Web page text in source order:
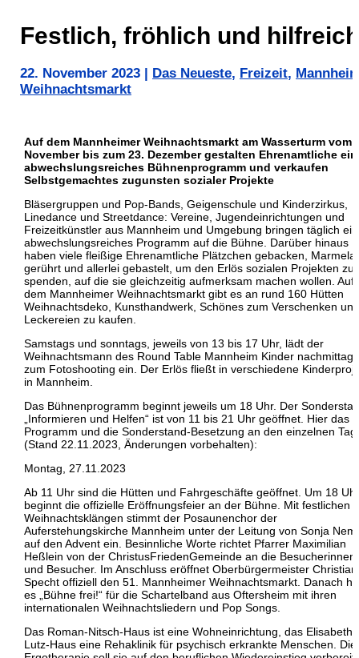
Festlich, fröhlich und hilfreich
22. November 2023 Das Neueste, Freizeit,
Weihnachtsmarkt
Auf dem Mannheimer Weihnachtsmarkt am Wasserturm vom
November bis zum 23. Dezember gestalten Ehrenamtliche ein
abwechslungsreiches Bühnenprogramm und verkaufen
Selbstgemachtes zugunsten sozialer Projekte
Bläsergruppen und Pop-Bands, Geigenschule und Kinderzirkus,
Linedance und Streetdance: Vereine, Jugendeinrichtungen und
Freizeitkünstler aus Mannheim und Umgebung bringen täglich ein
abwechslungsreiches Programm auf die Bühne. Darüber hinaus
haben viele fleißige Ehrenamtliche Plätzchen gebacken,
gerührt und allerlei gebastelt, um den Erlös sozialen Projekten zu
spenden, auf die sie gleichzeitig aufmerksam machen wollen. Auf
dem Mannheimer Weihnachtsmarkt gibt es an rund 160 Hütten
Weihnachtsdeko, Kunsthandwerk, Schönes zum Verschenken und
Leckereien zu kaufen.
Samstags und sonntags, jeweils von 13 bis 17 Uhr, lädt der
Weihnachtsmann des Round Table Mannheim Kinder nachmittags
zum Fotoshooting ein. Der Erlös fließt in verschiedene
in Mannheim.
Das Bühnenprogramm beginnt jeweils um 18 Uhr. Der
„Informieren und Helfen“ ist von 11 bis 21 Uhr geöffnet. Hier das
Programm und die Sonderstand-Besetzung an den einzelnen
(Stand 22.11.2023, Änderungen vorbehalten):
Montag, 27.11.2023
Ab 11 Uhr sind die Hütten und Fahrgeschäfte geöffnet. Um 18 Uhr
beginnt die offizielle Eröffnungsfeier an der Bühne. Mit festlichen
Weihnachtsklängen stimmt der Posaunenchor der
Auferstehungskirche Mannheim unter der Leitung von Sonja
auf den Advent ein. Besinnliche Worte richtet Pfarrer Maximilian
Heßlein von der ChristusFriedenGemeinde an die Besucherinnen
und Besucher. Im Anschluss eröffnet Oberbürgermeister Christian
Specht offiziell den 51. Mannheimer Weihnachtsmarkt. Danach
es „Bühne frei!“ für die Schartelband aus Oftersheim mit ihren
internationalen Weihnachtsliedern und Pop Songs.
Das Roman-Nitsch-Haus ist eine Wohneinrichtung, das Elisabeth-
Lutz-Haus eine Rehaklinik für psychisch erkrankte Menschen. Die